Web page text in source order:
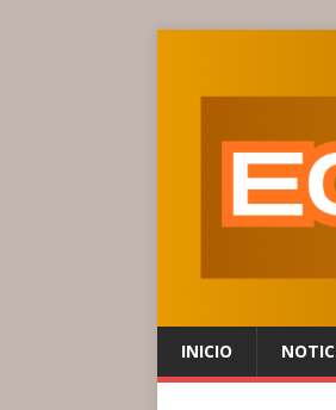
INICIO